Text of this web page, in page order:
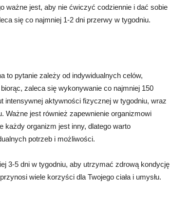
ważne jest, aby nie ćwiczyć codziennie i dać sobie
się co najmniej 1-2 dni przerwy w tygodniu.
to pytanie zależy od indywidualnych celów,
zaleca się wykonywanie co najmniej 150
intensywnej aktywności fizycznej w tygodniu, wraz
Ważne jest również zapewnienie organizmowi
każdy organizm jest inny, dlatego warto
potrzeb i możliwości.
3-5 dni w tygodniu, aby utrzymać zdrową kondycję
wiele korzyści dla Twojego ciała i umysłu.